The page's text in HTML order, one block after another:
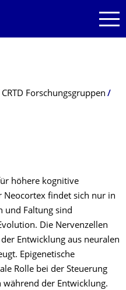
CRTD Forschungsgruppen
höhere kognitive
Neocortex findet sich nur in
und Faltung sind
Die Nervenzellen
Entwicklung aus neuralen
Epigenetische
Rolle bei der Steuerung
während der Entwicklung.